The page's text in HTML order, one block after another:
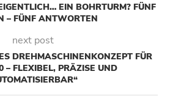
EIN BOHRTURM? FÜNF
– FÜNF ANTWORTEN
next post
DREHMASCHINENKONZEPT FÜR
– FLEXIBEL, PRÄZISE UND